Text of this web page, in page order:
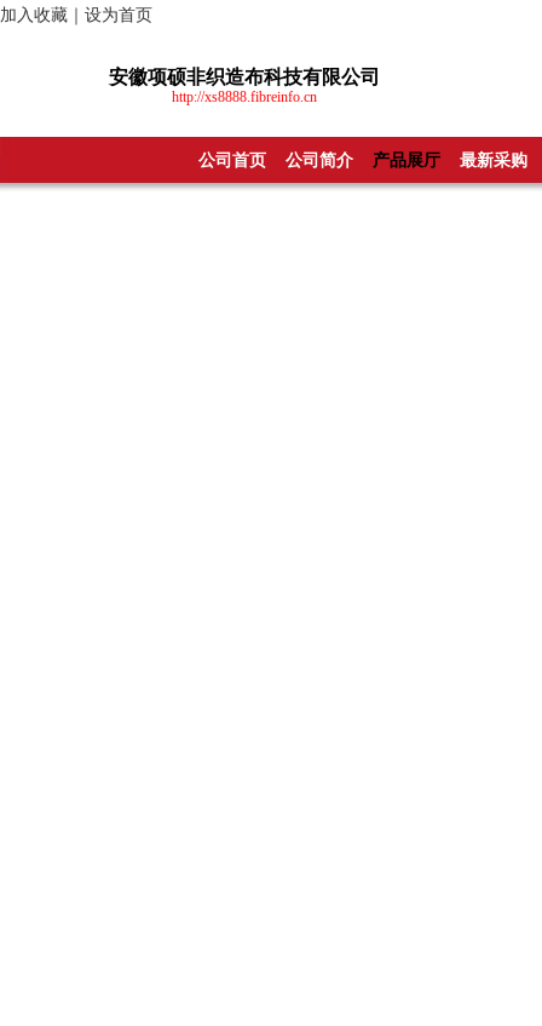
加入收藏 设为首页
安徽项硕非织造布科技有限公司
http://xs8888.fibreinfo.cn
公司首页 公司简介 产品展厅 最新采购